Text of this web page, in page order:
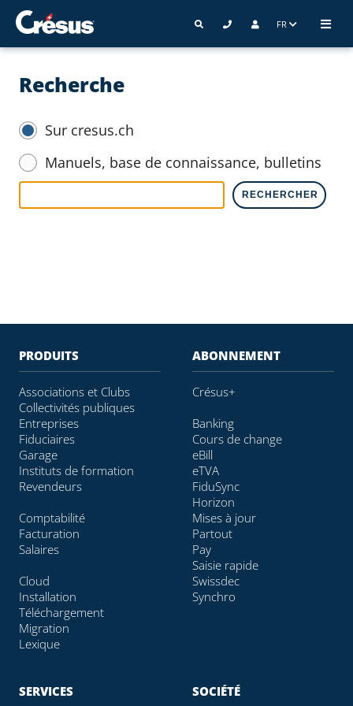
FR
Recherche
Sur cresus.ch
Manuels, base de connaissance, bulletins
PRODUITS
Associations et Clubs
Collectivités publiques
Entreprises
Fiduciaires
Garage
Instituts de formation
Revendeurs
Comptabilité
Facturation
Salaires
Cloud
Installation
Téléchargement
Migration
Lexique
ABONNEMENT
Crésus+
Banking
Cours de change
eBill
eTVA
FiduSync
Horizon
Mises à jour
Partout
Pay
Saisie rapide
Swissdec
Synchro
SERVICES SOCIÉTÉ